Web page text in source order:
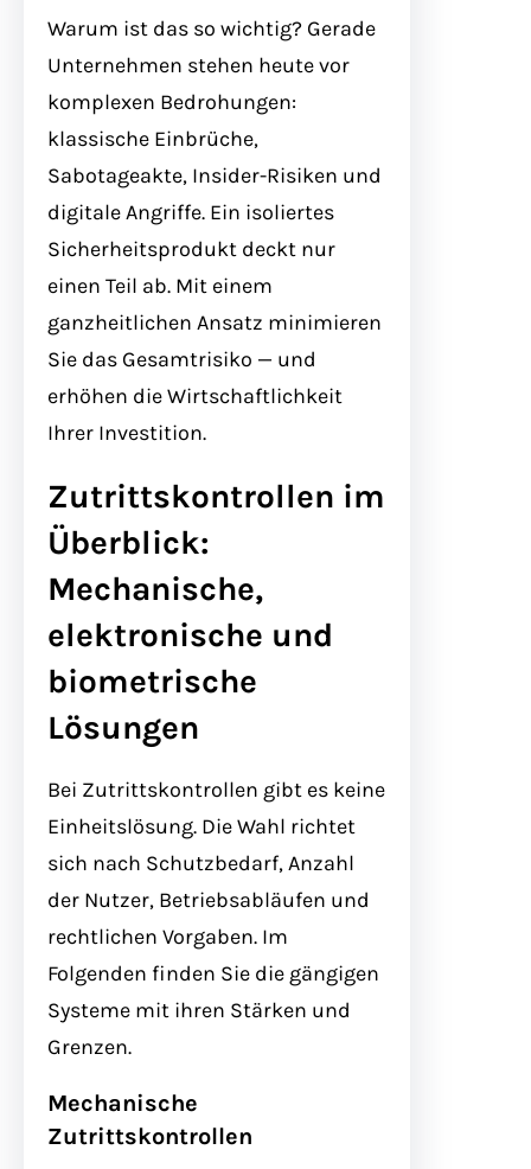
Warum ist das so wichtig? Gerade
Unternehmen stehen heute vor
komplexen Bedrohungen:
klassische Einbrüche,
Sabotageakte, Insider-Risiken und
digitale Angriffe. Ein isoliertes
Sicherheitsprodukt deckt nur
einen Teil ab. Mit einem
ganzheitlichen Ansatz minimieren
Sie das Gesamtrisiko — und
erhöhen die Wirtschaftlichkeit
Ihrer Investition.
Zutrittskontrollen im
Überblick:
Mechanische,
elektronische und
biometrische
Lösungen
Bei Zutrittskontrollen gibt es keine
Einheitslösung. Die Wahl richtet
sich nach Schutzbedarf, Anzahl
der Nutzer, Betriebsabläufen und
rechtlichen Vorgaben. Im
Folgenden finden Sie die gängigen
Systeme mit ihren Stärken und
Grenzen.
Mechanische
Zutrittskontrollen